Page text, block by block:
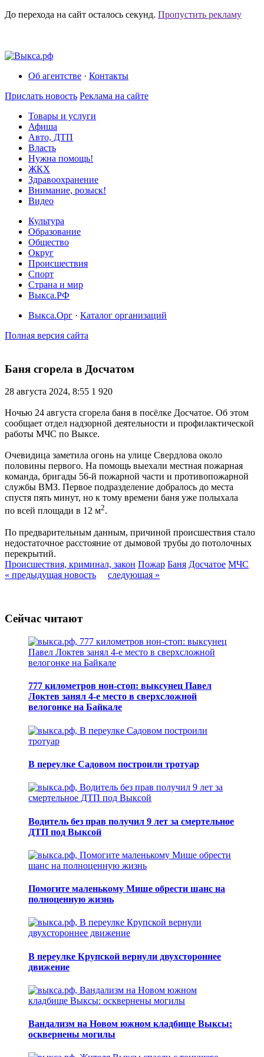
До перехода на сайт осталось секунд. Пропустить рекламу
Об агентстве · Контакты
Прислать новость Реклама на сайте
Товары и услуги
Афиша
Авто, ДТП
Власть
Нужна помощь!
ЖКХ
Здравоохранение
Внимание, розыск!
Видео
Культура
Образование
Общество
Округ
Происшествия
Спорт
Страна и мир
Выкса.РФ
Выкса.Орг · Каталог организаций
Полная версия сайта
Баня сгорела в Досчатом
28 августа 2024, 8:55 1 920
Ночью 24 августа сгорела баня в посёлке Досчатое. Об этом
сообщает отдел надзорной деятельности и профилактической
работы МЧС по Выксе.
Очевидица заметила огонь на улице Свердлова около
половины первого. На помощь выехали местная пожарная
команда, бригады 56-й пожарной части и противопожарной
службы ВМЗ. Первое подразделение добралось до места
спустя пять минут, но к тому времени баня уже полыхала
по всей площади в 12 м2.
По предварительным данным, причиной происшествия стало
недостаточное расстояние от дымовой трубы до потолочных
перекрытий.
Происшествия, криминал, закон Пожар Баня Досчатое МЧС
« предыдущая новость
следующая »
Сейчас читают
777 километров нон-стоп: выксунец Павел
Локтев занял 4-е место в сверхсложной
велогонке на Байкале
В переулке Садовом построили тротуар
Водитель без прав получил 9 лет за смертельное
ДТП под Выксой
Помогите маленькому Мише обрести шанс на
полноценную жизнь
В переулке Крупской вернули двухстороннее
движение
Вандализм на Новом южном кладбище Выксы:
осквернены могилы